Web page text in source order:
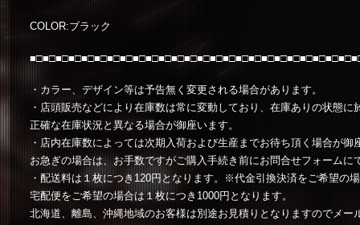
COLOR:ブラック
・カラー、デザイン等は予告無く変更される場合があります。
・店頭販売などにより在庫数は常に変動しており、在庫ありの状態に
正確な在庫状況と異なる場合が御座います。
・店内在庫数によっては次期入荷および生産までお待ち頂く場合が御
お急ぎの場合は、お手数ですがご購入手続き前にお問合せフォームに
・配送料は１枚につき120円となります。※代金引換決済をご希望の
宅配便をご希望の場合は１枚につき1000円となります。
北海道、離島、沖縄地域のお客様は別途お見積りとなりますのでメー